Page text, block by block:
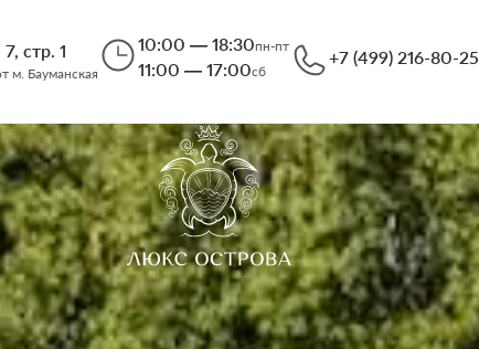
стр. 1
м. Бауманская
10:00 — 18:30пн-пт
11:00 — 17:00сб
+7 (499) 216-80-25